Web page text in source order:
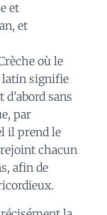
et
et
où le
signifie
sans
par
il prend le
chacun
afin de